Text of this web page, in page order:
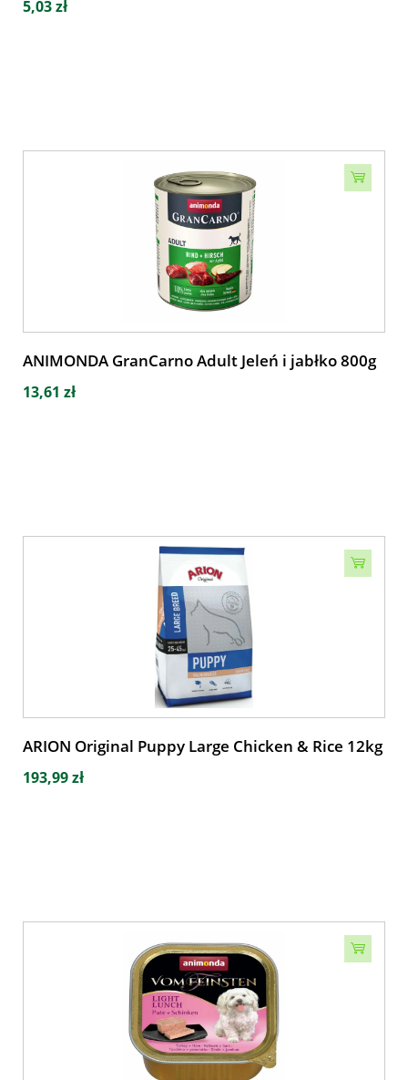
5,03 zł
ANIMONDA GranCarno Adult Jeleń i jabłko 800g
13,61 zł
ARION Original Puppy Large Chicken & Rice 12kg
193,99 zł